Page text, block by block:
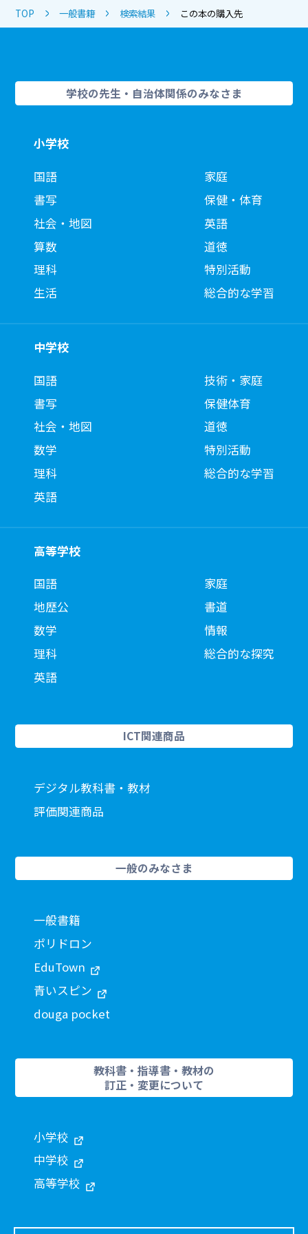
TOP 一般書籍 検索結果 この本の購入先
学校の先生・自治体関係のみなさま
小学校
国語
書写
社会・地図
算数
理科
生活
家庭
保健・体育
英語
道徳
特別活動
総合的な学習
中学校
国語
書写
社会・地図
数学
理科
英語
技術・家庭
保健体育
道徳
特別活動
総合的な学習
高等学校
国語
地歴公
数学
理科
英語
家庭
書道
情報
総合的な探究
ICT関連商品
デジタル教科書・教材
評価関連商品
一般のみなさま
一般書籍
ポリドロン
EduTown
青いスピン
douga pocket
教科書・指導書・教材の
訂正・変更について
小学校
中学校
高等学校